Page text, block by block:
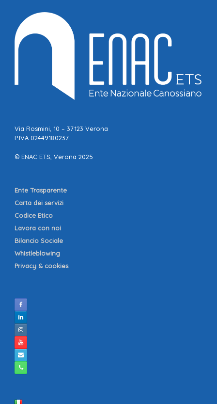
Via Rosmini, 10 – 37123 Verona
P.IVA 02449180237
© ENAC ETS, Verona 2025
Ente Trasparente
Carta dei servizi
Codice Etico
Lavora con noi
Bilancio Sociale
Whistleblowing
Privacy & cookies